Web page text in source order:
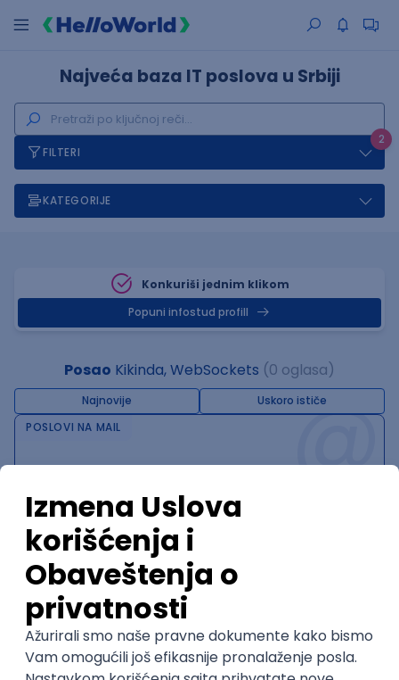
Najveća baza IT poslova u Srbiji
2
FILTERI
KATEGORIJE
Konkuriši jednim klikom
Popuni infostud profill
Posao Kikinda, WebSockets (0 oglasa)
Najnovije Uskoro ističe@
POSLOVI NA MAIL
POSLODAVAC
GRAD
SENIORITET
NAČIN RADA
Najnoviji poslovi svakog dana u tvom
inboxu
Prijavi se